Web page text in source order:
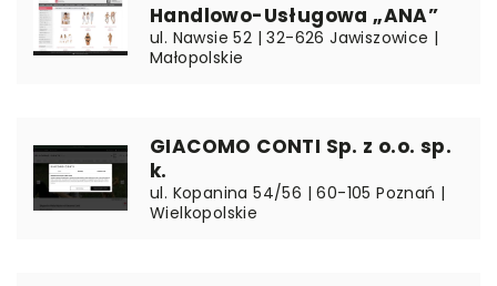
Handlowo-Usługowa „ANA”
ul. Nawsie 52 | 32-626 Jawiszowice |
Małopolskie
GIACOMO CONTI Sp. z o.o. sp.
k.
ul. Kopanina 54/56 | 60-105 Poznań |
Wielkopolskie